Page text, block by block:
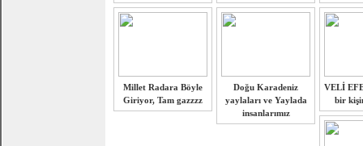
Millet Radara Böyle
Giriyor, Tam gazzzz
Doğu Karadeniz
yaylaları ve Yaylada
insanlarımız
VELİ
bir